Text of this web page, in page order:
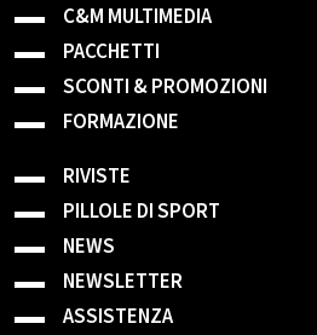
C&M MULTIMEDIA
PACCHETTI
SCONTI & PROMOZIONI
FORMAZIONE
RIVISTE
PILLOLE DI SPORT
NEWS
NEWSLETTER
ASSISTENZA